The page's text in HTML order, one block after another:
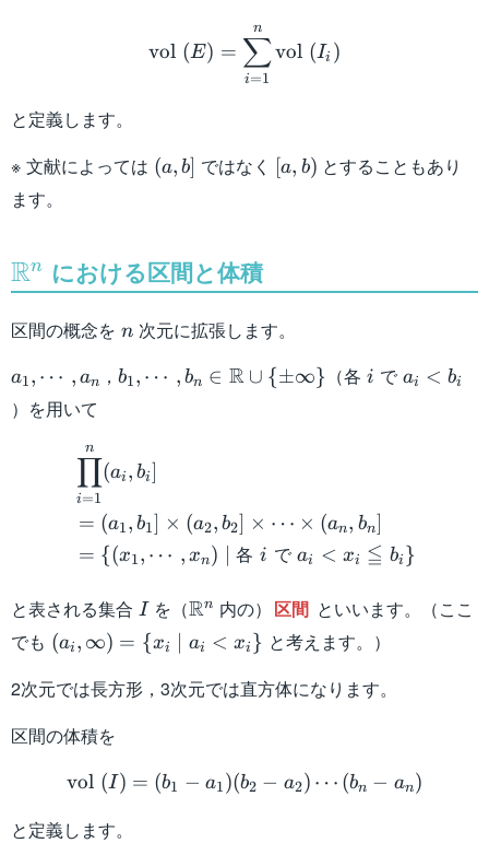
vol (E) =
i=1
∑
n
vol (Ii )
と定義します。
※ 文献によっては (a,b]
(a, b] ではなく [a,b)
[a, b) とすることもあり
ます。
\mathbb{R}^n
Rn における区間と体積
区間の概念を n
n次元に拡張します。
a_1,
\cdots
, a_n
a1, ⋯ , an ， b_1 , \cdots
\infty \}
b1, ⋯ , bn ∈ R ∪ {±∞} （各 i
i で a_i
ai < bi
）を用いて
i=1
∏
n
(ai , bi]
= (a1, b1] × (a2, b2] × ⋯ × (an, bn]
= {(x1, ⋯ , xn) 各 i で ai < xi ≦ bi }
と表される集合 I
Iを（\mathbb{R}^n
Rn 内の） 区間 といいます。（ここ
でも (a_i,\infty)
\mid a_i
(ai , ∞) = {xi ai < xi } と考えます。）
2次元では長方形，3次元では直方体になります。
区間の体積を
vol (I) = (b1 − a1)(b2 − a2) ⋯ (bn − an)
と定義します。